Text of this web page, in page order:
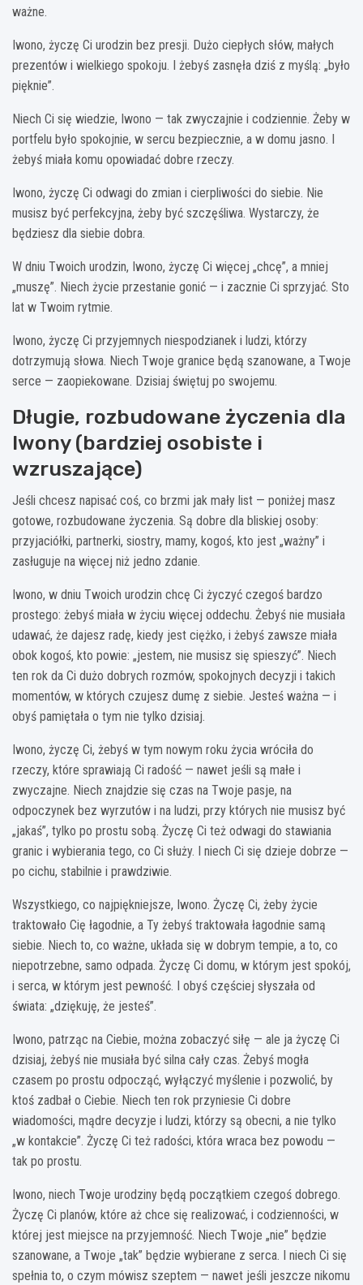
ważne.
Iwono, życzę Ci urodzin bez presji. Dużo ciepłych słów, małych
prezentów i wielkiego spokoju. I żebyś zasnęła dziś z myślą: „było
pięknie”.
Niech Ci się wiedzie, Iwono — tak zwyczajnie i codziennie. Żeby w
portfelu było spokojnie, w sercu bezpiecznie, a w domu jasno. I
żebyś miała komu opowiadać dobre rzeczy.
Iwono, życzę Ci odwagi do zmian i cierpliwości do siebie. Nie
musisz być perfekcyjna, żeby być szczęśliwa. Wystarczy, że
będziesz dla siebie dobra.
W dniu Twoich urodzin, Iwono, życzę Ci więcej „chcę”, a mniej
„muszę”. Niech życie przestanie gonić — i zacznie Ci sprzyjać. Sto
lat w Twoim rytmie.
Iwono, życzę Ci przyjemnych niespodzianek i ludzi, którzy
dotrzymują słowa. Niech Twoje granice będą szanowane, a Twoje
serce — zaopiekowane. Dzisiaj świętuj po swojemu.
Długie, rozbudowane życzenia dla
Iwony (bardziej osobiste i
wzruszające)
Jeśli chcesz napisać coś, co brzmi jak mały list — poniżej masz
gotowe, rozbudowane życzenia. Są dobre dla bliskiej osoby:
przyjaciółki, partnerki, siostry, mamy, kogoś, kto jest „ważny” i
zasługuje na więcej niż jedno zdanie.
Iwono, w dniu Twoich urodzin chcę Ci życzyć czegoś bardzo
prostego: żebyś miała w życiu więcej oddechu. Żebyś nie musiała
udawać, że dajesz radę, kiedy jest ciężko, i żebyś zawsze miała
obok kogoś, kto powie: „jestem, nie musisz się spieszyć”. Niech
ten rok da Ci dużo dobrych rozmów, spokojnych decyzji i takich
momentów, w których czujesz dumę z siebie. Jesteś ważna — i
obyś pamiętała o tym nie tylko dzisiaj.
Iwono, życzę Ci, żebyś w tym nowym roku życia wróciła do
rzeczy, które sprawiają Ci radość — nawet jeśli są małe i
zwyczajne. Niech znajdzie się czas na Twoje pasje, na
odpoczynek bez wyrzutów i na ludzi, przy których nie musisz być
„jakaś”, tylko po prostu sobą. Życzę Ci też odwagi do stawiania
granic i wybierania tego, co Ci służy. I niech Ci się dzieje dobrze —
po cichu, stabilnie i prawdziwie.
Wszystkiego, co najpiękniejsze, Iwono. Życzę Ci, żeby życie
traktowało Cię łagodnie, a Ty żebyś traktowała łagodnie samą
siebie. Niech to, co ważne, układa się w dobrym tempie, a to, co
niepotrzebne, samo odpada. Życzę Ci domu, w którym jest spokój,
i serca, w którym jest pewność. I obyś częściej słyszała od
świata: „dziękuję, że jesteś”.
Iwono, patrząc na Ciebie, można zobaczyć siłę — ale ja życzę Ci
dzisiaj, żebyś nie musiała być silna cały czas. Żebyś mogła
czasem po prostu odpocząć, wyłączyć myślenie i pozwolić, by
ktoś zadbał o Ciebie. Niech ten rok przyniesie Ci dobre
wiadomości, mądre decyzje i ludzi, którzy są obecni, a nie tylko
„w kontakcie”. Życzę Ci też radości, która wraca bez powodu —
tak po prostu.
Iwono, niech Twoje urodziny będą początkiem czegoś dobrego.
Życzę Ci planów, które aż chce się realizować, i codzienności, w
której jest miejsce na przyjemność. Niech Twoje „nie” będzie
szanowane, a Twoje „tak” będzie wybierane z serca. I niech Ci się
spełnia to, o czym mówisz szeptem — nawet jeśli jeszcze nikomu